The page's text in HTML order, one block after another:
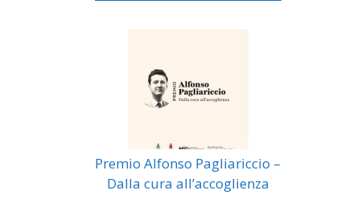
Premio Alfonso Pagliariccio –
Dalla cura all’accoglienza